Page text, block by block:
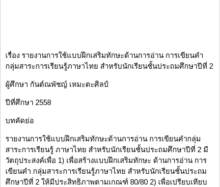
เรื่อง รายงานการใช้แบบฝึกเสริมทักษะด้านการอ่าน การเขียนคำ
กลุ่มสาระการเรียนรู้ภาษาไทย สำหรับนักเรียนชั้นประถมศึกษาปีที่ 2
ผู้ศึกษา กันต์ณพัชญ์ เหมะตะศิลป์
ปีที่ศึกษา 2558
บทคัดย่อ
รายงานการใช้แบบฝึกเสริมทักษะด้านการอ่าน การเขียนคำกลุ่ม
สาระการเรียนรู้ ภาษาไทย สำหรับนักเรียนชั้นประถมศึกษาปีที่ 2 มี
วัตถุประสงค์เพื่อ 1) เพื่อสร้างแบบฝึกเสริมทักษะ ด้านการอ่าน การ
เขียนคำ กลุ่มสาระการเรียนรู้ภาษาไทย สำหรับนักเรียนชั้นประถม
ศึกษาปีที่ 2 ให้มีประสิทธิภาพตามเกณฑ์ 80/80 2) เพื่อเปรียบเทียบ